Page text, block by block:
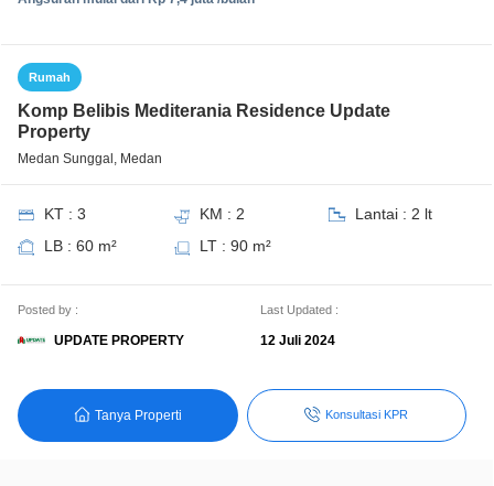
Rumah
Komp Belibis Mediterania Residence Update
Property
Medan Sunggal, Medan
KT : 3 KM : 2
Lantai : 2 lt
LB : 60 m²
LT : 90 m²
Posted by :
UPDATE PROPERTY
Last Updated :
12 Juli 2024
Tanya Properti Konsultasi KPR